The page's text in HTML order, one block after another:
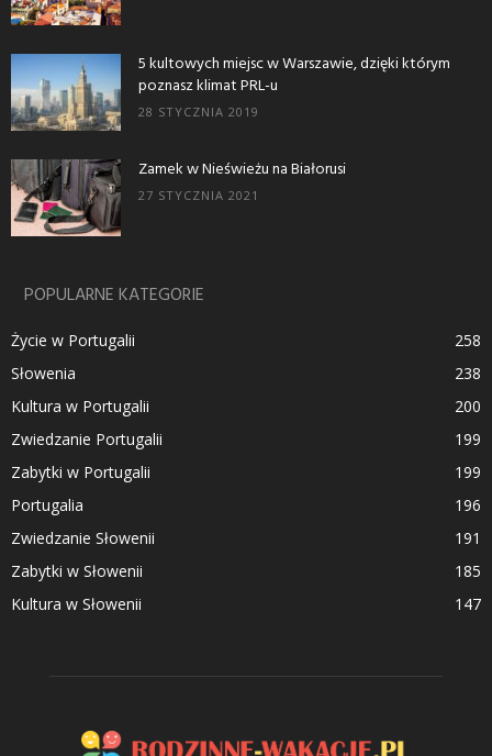
5 kultowych miejsc w Warszawie, dzięki którym
poznasz klimat PRL-u
28 STYCZNIA 2019
Zamek w Nieświeżu na Białorusi
27 STYCZNIA 2021
POPULARNE KATEGORIE
Życie w Portugalii
258
Słowenia
238
Kultura w Portugalii
200
Zwiedzanie Portugalii
199
Zabytki w Portugalii
199
Portugalia
196
Zwiedzanie Słowenii
191
Zabytki w Słowenii
185
Kultura w Słowenii
147